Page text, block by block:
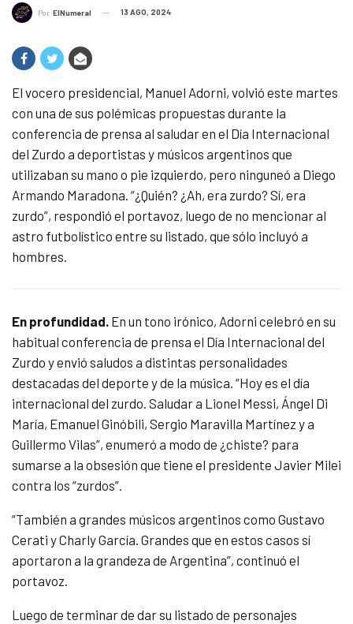
Por ElNumeral 13 AGO, 2024
El vocero presidencial, Manuel Adorni, volvió este martes
con una de sus polémicas propuestas durante la
conferencia de prensa al saludar en el Día Internacional
del Zurdo a deportistas y músicos argentinos que
utilizaban su mano o pie izquierdo, pero ninguneó a Diego
Armando Maradona. “¿Quién? ¿Ah, era zurdo? Sí, era
zurdo”, respondió el portavoz, luego de no mencionar al
astro futbolístico entre su listado, que sólo incluyó a
hombres.
En profundidad. En un tono irónico, Adorni celebró en su
habitual conferencia de prensa el Día Internacional del
Zurdo y envió saludos a distintas personalidades
destacadas del deporte y de la música. “Hoy es el día
internacional del zurdo. Saludar a Lionel Messi, Ángel Di
María, Emanuel Ginóbili, Sergio Maravilla Martínez y a
Guillermo Vilas”, enumeró a modo de ¿chiste? para
sumarse a la obsesión que tiene el presidente Javier Milei
contra los “zurdos”.
“También a grandes músicos argentinos como Gustavo
Cerati y Charly García. Grandes que en estos casos sí
aportaron a la grandeza de Argentina”, continuó el
portavoz.
Luego de terminar de dar su listado de personajes